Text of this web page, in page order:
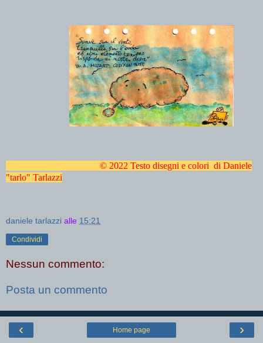
© 2022 Testo disegni e colori di Daniele
"tarlo" Tarlazzi
daniele tarlazzi alle 15:21
Condividi
Nessun commento:
Posta un commento
‹ ›
Home page